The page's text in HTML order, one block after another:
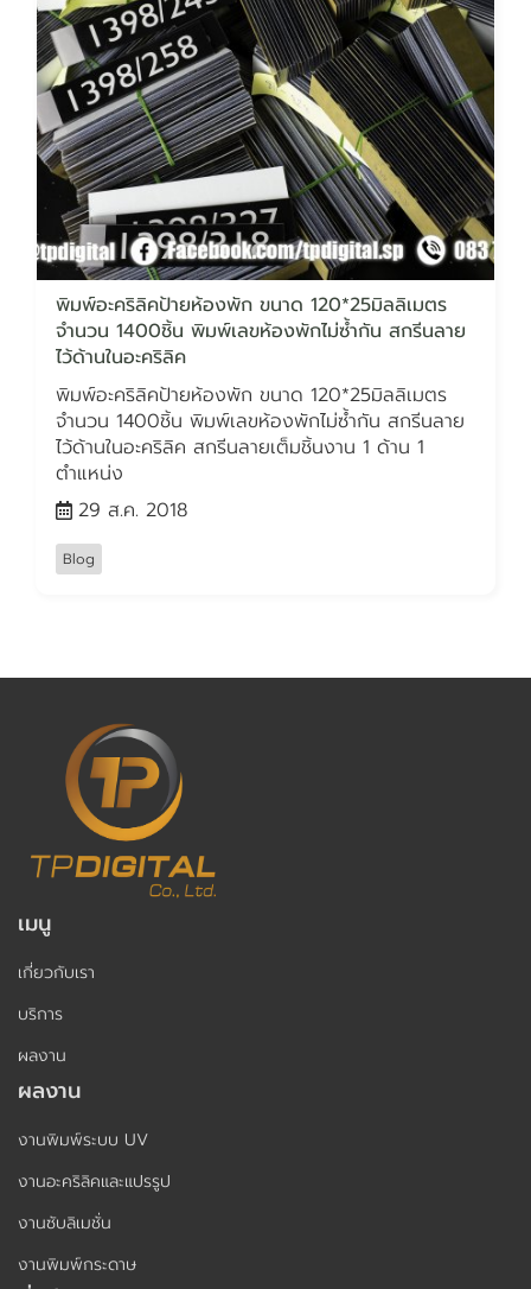
พิมพ์อะคริลิคป้ายห้องพัก ขนาด 120*25มิลลิเมตร
จำนวน 1400ชิ้น พิมพ์เลขห้องพักไม่ซ้ำกัน สกรีนลาย
ไว้ด้านในอะคริลิค
พิมพ์อะคริลิคป้ายห้องพัก ขนาด 120*25มิลลิเมตร
จำนวน 1400ชิ้น พิมพ์เลขห้องพักไม่ซ้ำกัน สกรีนลาย
ไว้ด้านในอะคริลิค สกรีนลายเต็มชิ้นงาน 1 ด้าน 1
ตำแหน่ง
29 ส.ค. 2018
Blog
เมนู
เกี่ยวกับเรา
บริการ
ผลงาน
ผลงาน
งานพิมพ์ระบบ UV
งานอะคริลิคและแปรรูป
งานซับลิเมชั่น
งานพิมพ์กระดาษ